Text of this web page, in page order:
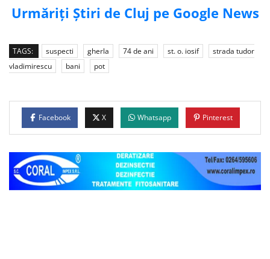
Urmăriți Știri de Cluj pe Google News
TAGS: suspecti gherla 74 de ani st. o. iosif
strada tudor
vladimirescu
bani pot
Facebook X Whatsapp Pinterest